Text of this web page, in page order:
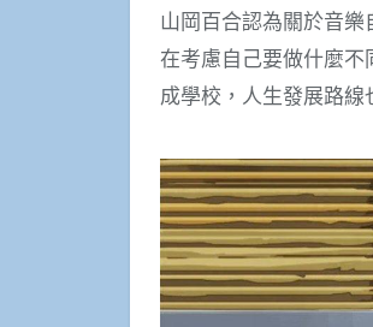
山岡百合認為關於音樂
在考慮自己要做什麼
成學校，人生發展路線